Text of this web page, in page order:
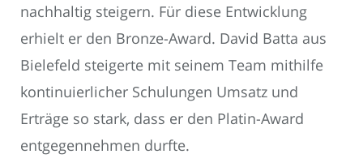
nachhaltig steigern. Für diese Entwicklung
erhielt er den Bronze-Award. David Batta aus
Bielefeld steigerte mit seinem Team mithilfe
kontinuierlicher Schulungen Umsatz und
Erträge so stark, dass er den Platin-Award
entgegennehmen durfte.